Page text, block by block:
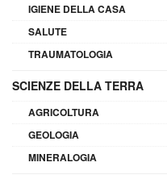
IGIENE DELLA CASA
SALUTE
TRAUMATOLOGIA
SCIENZE DELLA TERRA
AGRICOLTURA
GEOLOGIA
MINERALOGIA